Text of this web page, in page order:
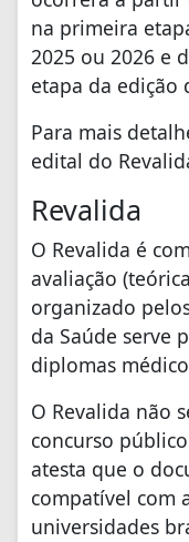
na primeira
2025 ou 2026 e
etapa da edição
Para mais
edital do
Revalida
O Revalida é
avaliação
organizado
da Saúde serve
diplomas
O Revalida não
concurso
atesta que o
compatível com
universidades